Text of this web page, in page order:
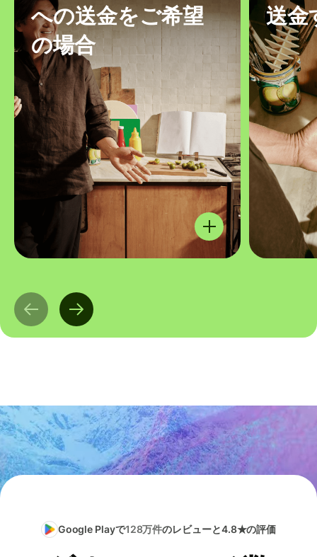
への送金をご希望
の場合
送金
Google Playで128万件のレビューと4.8★の評価